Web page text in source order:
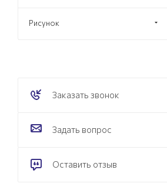
Рисунок
Заказать звонок
Задать вопрос
Оставить отзыв